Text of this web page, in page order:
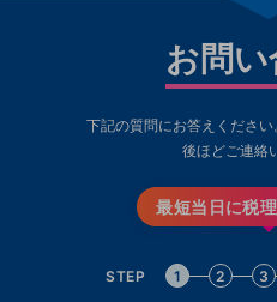
お問
下記の質問にお答えくださ
後ほどご連絡
最短当日に税
STEP 1 2 3